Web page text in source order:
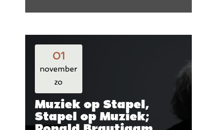
01
november
zo
Muziek op Stapel,
Stapel op Muziek;